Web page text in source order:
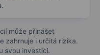
může přinášet
zahrnuje i určitá rizika.
svou investici.